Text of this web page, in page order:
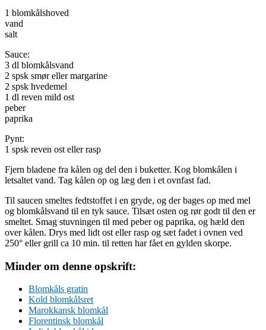
1 blomkålshoved
vand
salt
Sauce:
3 dl blomkålsvand
2 spsk smør eller margarine
2 spsk hvedemel
1 dl reven mild ost
peber
paprika
Pynt:
1 spsk reven ost eller rasp
Fjern bladene fra kålen og del den i buketter. Kog blomkålen i
letsaltet vand. Tag kålen op og læg den i et ovnfast fad.
Til saucen smeltes fedtstoffet i en gryde, og der bages op med mel
og blomkålsvand til en tyk sauce. Tilsæt osten og rør godt til den er
smeltet. Smag stuvningen til med peber og paprika, og hæld den
over kålen. Drys med lidt ost eller rasp og sæt fadet i ovnen ved
250° eller grill ca 10 min. til retten har fået en gylden skorpe.
Minder om denne opskrift:
Blomkåls gratin
Kold blomkålsret
Marokkansk blomkål
Florentinsk blomkål